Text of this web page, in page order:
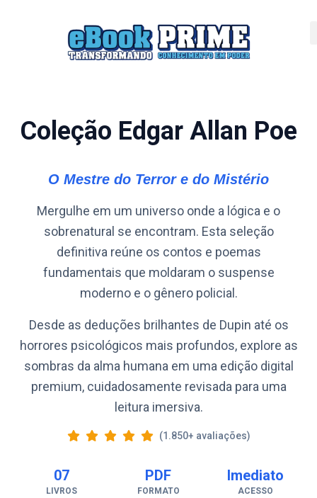
Coleção Edgar Allan Poe
O Mestre do Terror e do Mistério
Mergulhe em um universo onde a lógica e o
sobrenatural se encontram. Esta seleção
definitiva reúne os contos e poemas
fundamentais que moldaram o suspense
moderno e o gênero policial.
Desde as deduções brilhantes de Dupin até os
horrores psicológicos mais profundos, explore as
sombras da alma humana em uma edição digital
premium, cuidadosamente revisada para uma
leitura imersiva.
(1.850+ avaliações)
07
LIVROS
PDF
FORMATO
Imediato
ACESSO